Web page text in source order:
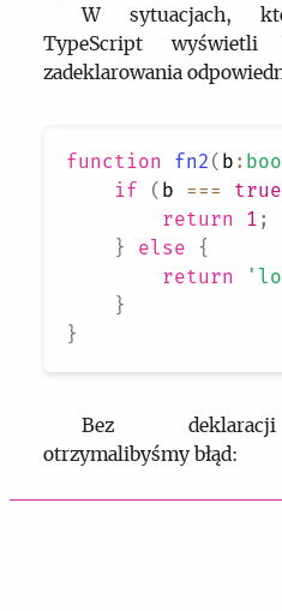
W sytuacjach,
TypeScript
zadeklarowania
function fn2 ( b :
if
( b === true
return
1 ;
}
else
{
return
}
}
Bez
otrzymalibyśmy błąd: